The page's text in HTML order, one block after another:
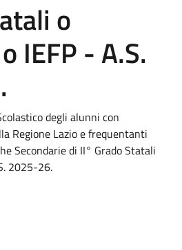
o
IEFP - A.S.
degli alunni con
Regione Lazio e frequentanti
Secondarie di II° Grado Statali
2025-26.